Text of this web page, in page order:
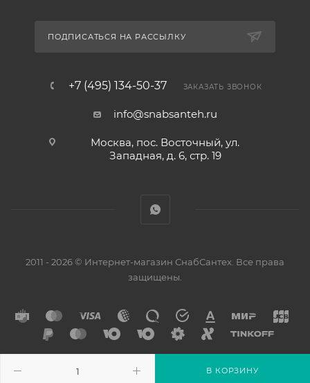
В КОРЗИНУ
ПОДПИСАТЬСЯ НА РАССЫЛКУ
+7 (495) 134-50-37 ЗАКАЗАТЬ ЗВОНОК
info@snabsanteh.ru
Москва, пос. Восточный, ул.
Западная, д. 6, стр. 19
2011 - 2026 © Интернет-магазин СнабСантех. Все права
защищены.